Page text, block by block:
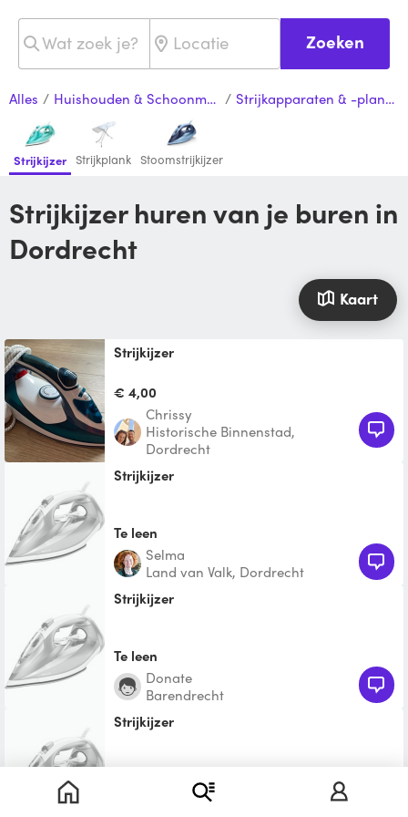
Zoeken
Alles / Huishouden & Schoonmaak / Strijkapparaten & -planken
Strijkijzer Strijkplank Stoomstrijkijzer
Strijkijzer huren van je buren in
Dordrecht
Kaart
Strijkijzer
€ 4,00
Chrissy
Historische Binnenstad,
Dordrecht
Strijkijzer
Te leen
Selma
Land van Valk, Dordrecht
Strijkijzer
Te leen
Donate
Barendrecht
Strijkijzer